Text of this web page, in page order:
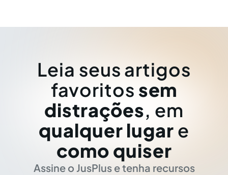
Leia seus artigos
favoritos sem
distrações, em
qualquer lugar e
como quiser
Assine o JusPlus e tenha recursos